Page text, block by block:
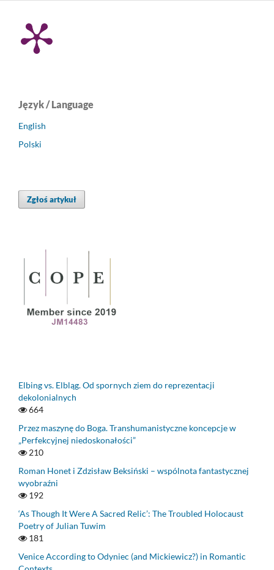
Język / Language
English
Polski
Zgłoś artykuł
Elbing vs. Elbląg. Od spornych ziem do reprezentacji
dekolonialnych
664
Przez maszynę do Boga. Transhumanistyczne koncepcje w
„Perfekcyjnej niedoskonałości”
210
Roman Honet i Zdzisław Beksiński – wspólnota fantastycznej
wyobraźni
192
‘As Though It Were A Sacred Relic’: The Troubled Holocaust
Poetry of Julian Tuwim
181
Venice According to Odyniec (and Mickiewicz?) in Romantic